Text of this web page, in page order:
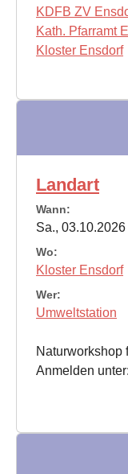
KDFB ZV
Kath. Pfarramt
Kloster Ensdorf
Landart
Wann:
Sa.,
Wo:
Kloster Ensdorf
Wer:
Umweltstation
Naturworkshop
Anmelden